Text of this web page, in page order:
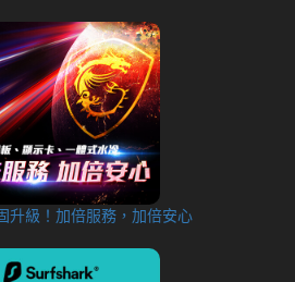
升級！加倍服務，加倍安心